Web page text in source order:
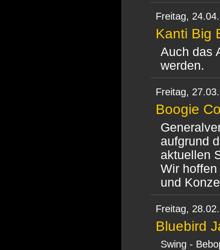
Freitag,
Kanti Big
Auch das
werden.
Freitag,
Boogie
aufgrund
aktuellen
Wir
und
Freitag,
Bluebird
Swing -